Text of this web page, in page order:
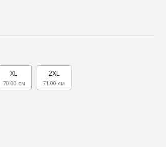
XL
70.00 см
2XL
71.00 см